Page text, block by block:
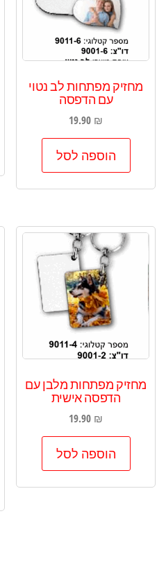
מחזיק מפתחות לב נטוי
עם הדפסה
19.90 ₪
הוספה לסל
מחזיק מפתחות מלבן עם
הדפסה אישית
19.90 ₪
הוספה לסל